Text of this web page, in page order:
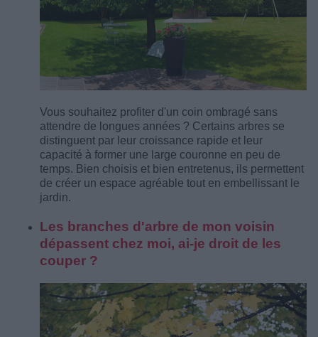
Vous souhaitez profiter d'un coin ombragé sans
attendre de longues années ? Certains arbres se
distinguent par leur croissance rapide et leur
capacité à former une large couronne en peu de
temps. Bien choisis et bien entretenus, ils permettent
de créer un espace agréable tout en embellissant le
jardin.
Les branches d'arbre de mon voisin
dépassent chez moi, ai-je droit de les
couper ?